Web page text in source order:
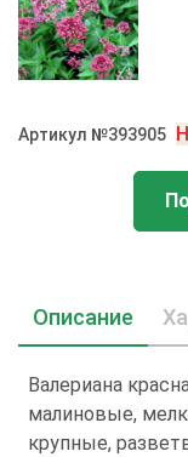
Артикул №393905
Описание
Валериана
малиновые,
крупные,